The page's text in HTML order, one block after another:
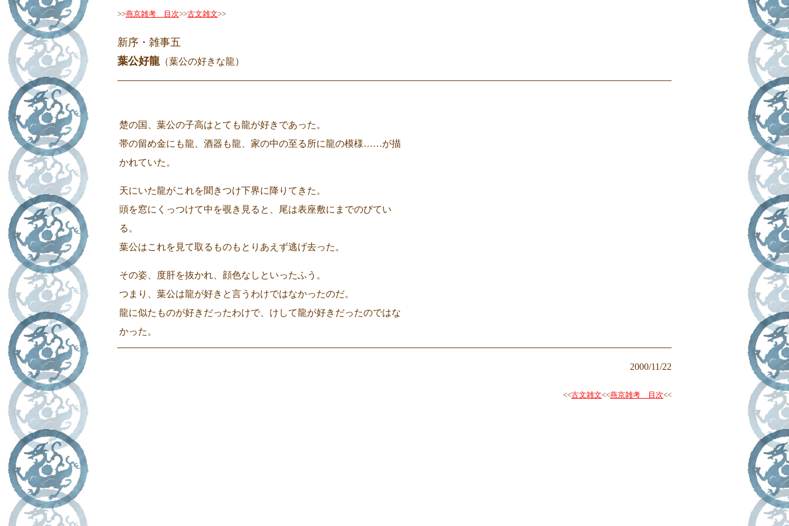
>>燕京雑考 目次>>古文雑文>>
新序・雑事五
葉公好龍 （葉公の好きな龍）
楚の国、葉公の子高はとても龍が好きであった。
帯の留め金にも龍、酒器も龍、家の中の至る所に龍の模様……が描
かれていた。
天にいた龍がこれを聞きつけ下界に降りてきた。
頭を窓にくっつけて中を覗き見ると、尾は表座敷にまでのびてい
る。
葉公はこれを見て取るものもとりあえず逃げ去った。
その姿、度肝を抜かれ、顔色なしといったふう。
つまり、葉公は龍が好きと言うわけではなかったのだ。
龍に似たものが好きだったわけで、けして龍が好きだったのではな
かった。
2000/11/22
<<古文雑文<<燕京雑考 目次<<